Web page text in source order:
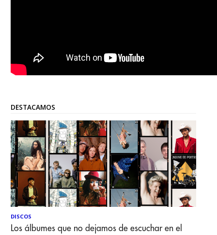
DESTACAMOS
DISCOS
Los álbumes que no dejamos de escuchar en el